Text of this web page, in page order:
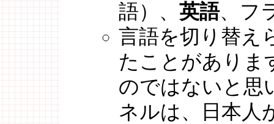
語）、 英語、フ
言語を切り替え
たことがありま
のではないと思
ネルは、日本人